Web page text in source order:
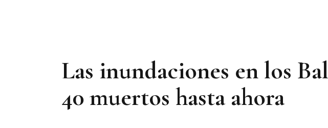
Las inundaciones en los
40 muertos hasta ahora